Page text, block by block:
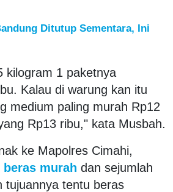
Ditutup Sementara, Ini
kilogram 1 paketnya
Kalau di warung kan itu
medium paling murah Rp12
Rp13 ribu," kata Musbah.
ke Mapolres Cimahi,
beras murah dan sejumlah
tujuannya tentu beras